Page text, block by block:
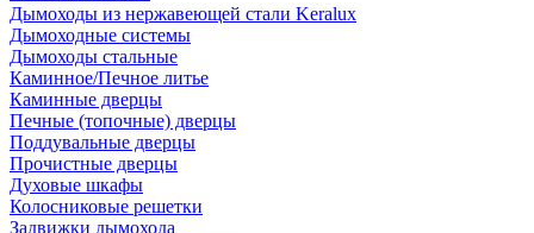
Дымоходы из нержавеющей стали Keralux
Дымоходные системы
Дымоходы стальные
Каминное/Печное литье
Каминные дверцы
Печные (топочные) дверцы
Поддувальные дверцы
Прочистные дверцы
Духовые шкафы
Колосниковые решетки
Задвижки дымохода